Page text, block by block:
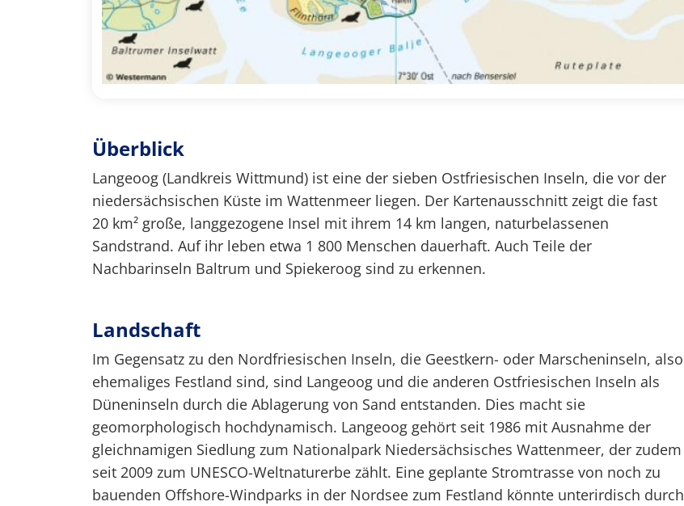
Überblick
Langeoog (Landkreis Wittmund) ist eine der sieben Ostfriesischen Inseln, die vor der
niedersächsischen Küste im Wattenmeer liegen. Der Kartenausschnitt zeigt die fast
20 km² große, langgezogene Insel mit ihrem 14 km langen, naturbelassenen
Sandstrand. Auf ihr leben etwa 1 800 Menschen dauerhaft. Auch Teile der
Nachbarinseln Baltrum und Spiekeroog sind zu erkennen.
Landschaft
Im Gegensatz zu den Nordfriesischen Inseln, die Geestkern- oder Marscheninseln, also
ehemaliges Festland sind, sind Langeoog und die anderen Ostfriesischen Inseln als
Düneninseln durch die Ablagerung von Sand entstanden. Dies macht sie
geomorphologisch hochdynamisch. Langeoog gehört seit 1986 mit Ausnahme der
gleichnamigen Siedlung zum Nationalpark Niedersächsisches Wattenmeer, der zudem
seit 2009 zum UNESCO-Weltnaturerbe zählt. Eine geplante Stromtrasse von noch zu
bauenden Offshore-Windparks in der Nordsee zum Festland könnte unterirdisch durch